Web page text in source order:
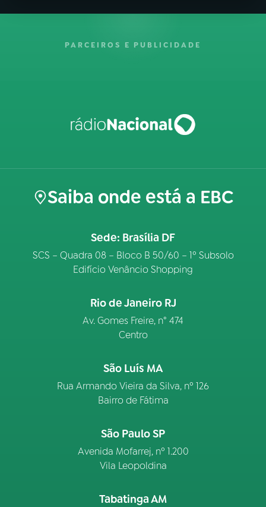
PARCEIROS E PUBLICIDADE
Saiba onde está a EBC
Sede: Brasília DF
SCS – Quadra 08 – Bloco B 50/60 – 1º Subsolo
Edifício Venâncio Shopping
Rio de Janeiro RJ
Av. Gomes Freire, n° 474
Centro
São Luís MA
Rua Armando Vieira da Silva, nº 126
Bairro de Fátima
São Paulo SP
Avenida Mofarrej, nº 1.200
Vila Leopoldina
Tabatinga AM